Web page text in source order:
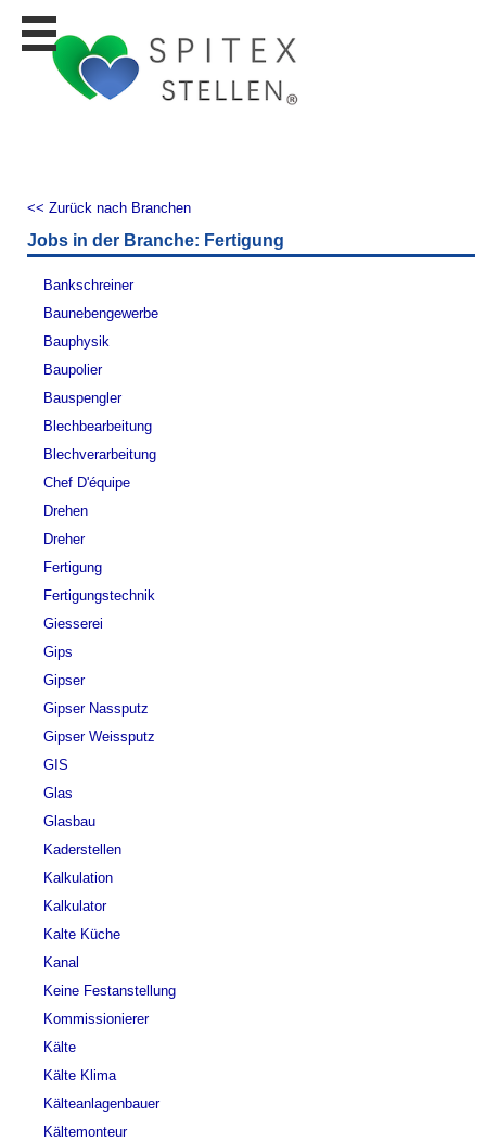
Stellen
finden
Personalberatungen
Tipp's
WERBUNG
JOB-
Lehrstellen
finden
Lehrstellen
gratis
inserieren
<< Zurück nach Branchen
Jobs in der Branche: Fertigung
Bankschreiner
Baunebengewerbe
Bauphysik
Baupolier
Bauspengler
Blechbearbeitung
Blechverarbeitung
Chef D'équipe
Drehen
Dreher
Fertigung
Fertigungstechnik
Giesserei
Gips
Gipser
Gipser Nassputz
Gipser Weissputz
GIS
Glas
Glasbau
Kaderstellen
Kalkulation
Kalkulator
Kalte Küche
Kanal
Keine Festanstellung
Kommissionierer
Kälte
Kälte Klima
Kälteanlagenbauer
Kältemonteur